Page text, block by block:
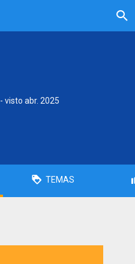
- visto abr. 2025
TEMAS